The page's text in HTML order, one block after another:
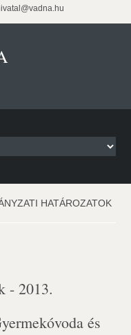
HATÁROZATOK
- 2013.
és